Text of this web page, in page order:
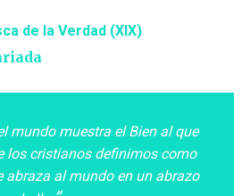
de la Verdad (XIX)
mundo muestra el Bien al que
los cristianos definimos como
abraza al mundo en un abrazo